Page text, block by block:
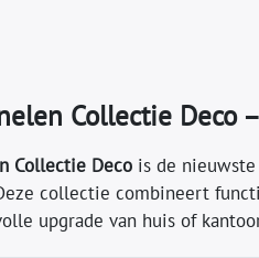
Collectie Deco
Collectie Decois de nieuwste
collectie combineert
upgrade van huis of